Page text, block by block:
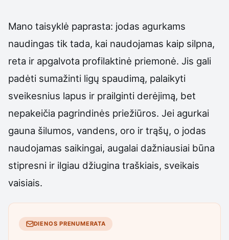
Mano taisyklė paprasta: jodas agurkams
naudingas tik tada, kai naudojamas kaip silpna,
reta ir apgalvota profilaktinė priemonė. Jis gali
padėti sumažinti ligų spaudimą, palaikyti
sveikesnius lapus ir prailginti derėjimą, bet
nepakeičia pagrindinės priežiūros. Jei agurkai
gauna šilumos, vandens, oro ir trąšų, o jodas
naudojamas saikingai, augalai dažniausiai būna
stipresni ir ilgiau džiugina traškiais, sveikais
vaisiais.
DIENOS PRENUMERATA